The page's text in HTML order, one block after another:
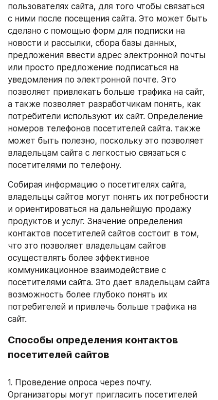
пользователях сайта, для того чтобы связаться
с ними после посещения сайта. Это может быть
сделано с помощью форм для подписки на
новости и рассылки, сбора базы данных,
предложения ввести адрес электронной почты
или просто предложение подписаться на
уведомления по электронной почте. Это
позволяет привлекать больше трафика на сайт,
а также позволяет разработчикам понять, как
потребители используют их сайт. Определение
номеров телефонов посетителей сайта. также
может быть полезно, поскольку это позволяет
владельцам сайта с легкостью связаться с
посетителями по телефону.
Собирая информацию о посетителях сайта,
владельцы сайтов могут понять их потребности
и ориентироваться на дальнейшую продажу
продуктов и услуг. Значение определения
контактов посетителей сайтов состоит в том,
что это позволяет владельцам сайтов
осуществлять более эффективное
коммуникационное взаимодействие с
посетителями сайта. Это дает владельцам сайта
возможность более глубоко понять их
потребителей и привлечь больше трафика на
сайт.
Способы определения контактов
посетителей сайтов
1. Проведение опроса через почту.
Организаторы могут пригласить посетителей